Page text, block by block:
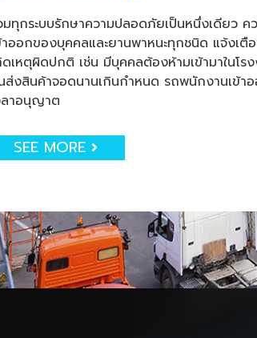
มทุกระบบรักษาความปลอดภัยเป็นหนึ่งเดียว ค
าออกของบุคคลและยานพาหนะทุกชนิด แจ้งเตื
ดเหตุผิดปกติ เช่น มีบุคคลต้องห้ามเข้ามาในโร
ส่งสินค้าจอดนานเกินกำหนด รถพนักงานเข้า
ลาอนุญาต
SEE MORE